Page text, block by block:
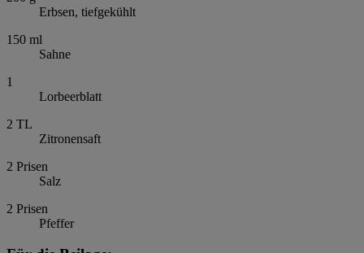
Erbsen, tiefgekühlt
150 ml
Sahne
1
Lorbeerblatt
2 TL
Zitronensaft
2 Prisen
Salz
2 Prisen
Pfeffer